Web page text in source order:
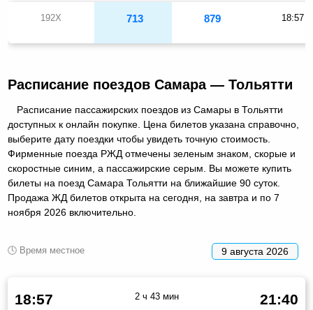
192Х 713 879 18:57
Расписание поездов Самара — Тольятти
Расписание пассажирских поездов из Самары в Тольятти
доступных к онлайн покупке. Цена билетов указана справочно,
выберите дату поездки чтобы увидеть точную стоимость.
Фирменные поезда РЖД отмечены зеленым знаком, скорые и
скоростные синим, а пассажирские серым. Вы можете купить
билеты на поезд Самара Тольятти на ближайшие 90 суток.
Продажа ЖД билетов открыта на сегодня, на завтра и по 7
ноября 2026 включительно.
🕓 Время местное 9 августа 2026
18:57 21:40
2 ч 43 мин